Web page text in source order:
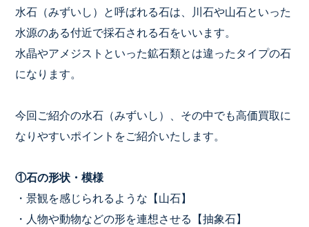
水石（みずいし）と呼ばれる石は、川石や山石といった
水源のある付近で採石される石をいいます。
水晶やアメジストといった鉱石類とは違ったタイプの石
になります。
今回ご紹介の水石（みずいし）、その中でも高価買取に
なりやすいポイントをご紹介いたします。
①石の形状・模様
・景観を感じられるような【山石】
・人物や動物などの形を連想させる【抽象石】